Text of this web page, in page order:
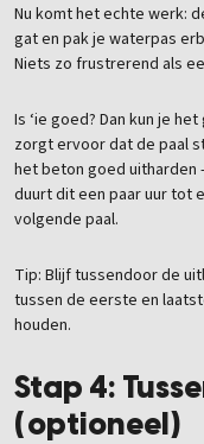
Nu komt het echte werk:
gat en pak je waterpas
Niets zo frustrerend als
Is ‘ie goed? Dan kun je
zorgt ervoor dat de paal
het beton goed uitharden
duurt dit een paar uur tot
volgende paal.
Tip: Blijf tussendoor de
tussen de eerste en
houden.
Stap 4:
(optioneel)